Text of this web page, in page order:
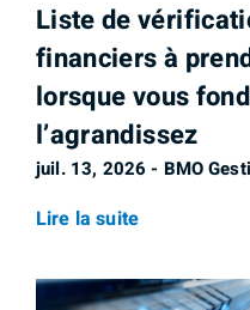
Liste de
financiers à
lorsque vous
l’agrandissez
juil. 13, 2026 - BMO
Lire la suite